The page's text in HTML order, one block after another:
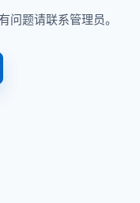
问题请联系管理员。